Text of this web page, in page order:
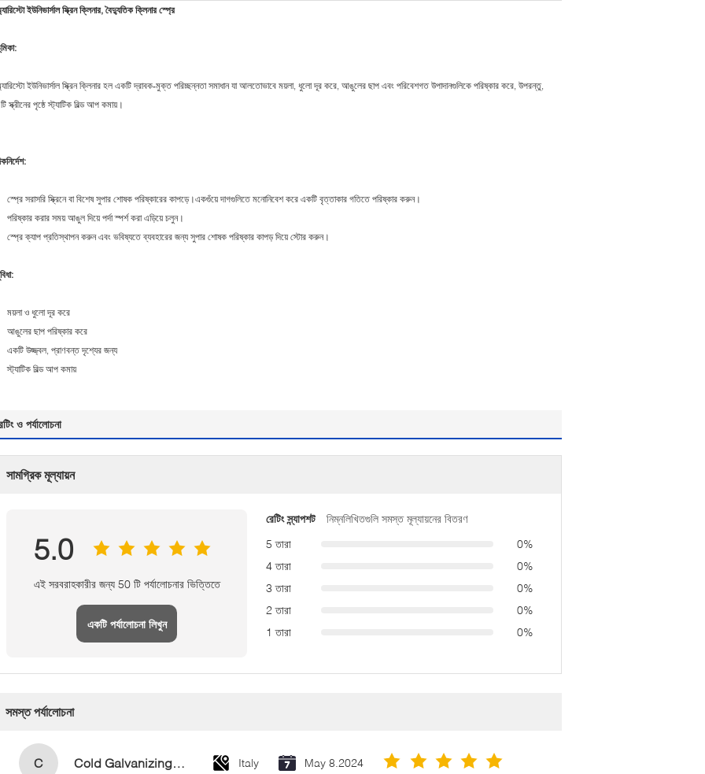
ইউনিভার্সাল স্ক্রিন ক্লিনার, বৈদ্যুতিক ক্লিনার স্প্রে
ইউনিভার্সাল স্ক্রিন ক্লিনার হল একটি দ্রাবক-মুক্ত পরিচ্ছন্নতা সমাধান যা আলতোভাবে ময়লা, ধুলো দূর করে, আঙুলের ছাপ এবং পরিবেশগত উপাদানগুলিকে পরিষ্কার করে, উপরন্তু,
স্ক্রীনের পৃষ্ঠে স্ট্যাটিক বিল্ড আপ কমায়।
স্প্রে সরাসরি স্ক্রিনে বা বিশেষ সুপার শোষক পরিষ্কারের কাপড়ে।একগুঁয়ে দাগগুলিতে মনোনিবেশ করে একটি বৃত্তাকার গতিতে পরিষ্কার করুন।
পরিষ্কার করার সময় আঙুল দিয়ে পর্দা স্পর্শ করা এড়িয়ে চলুন।
স্প্রে ক্যাপ প্রতিস্থাপন করুন এবং ভবিষ্যতে ব্যবহারের জন্য সুপার শোষক পরিষ্কার কাপড় দিয়ে স্টোর করুন।
ময়লা ও ধুলো দূর করে
আঙুলের ছাপ পরিষ্কার করে
একটি উজ্জ্বল, প্রাণবন্ত দৃশ্যের জন্য
স্ট্যাটিক বিল্ড আপ কমায়
ও পর্যালোচনা
সামগ্রিক মূল্যায়ন
5.0
এই সরবরাহকারীর জন্য 50 টি পর্যালোচনার ভিত্তিতে
একটি পর্যালোচনা লিখুন
রেটিং স্ন্যাপশট
নিম্নলিখিতগুলি সমস্ত মূল্যায়নের বিতরণ
5 তারা
0%
4 তারা
0%
3 তারা
0%
2 তারা
0%
1 তারা
0%
সমস্ত পর্যালোচনা
C Cold Galvanizing Zinc Spray Paint 400ml Italy May 8.2024